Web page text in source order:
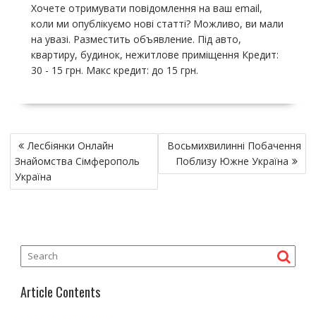
Хочете отримувати повідомлення на ваш email,
коли ми опублікуємо нові статті? Можливо, ви мали
на увазі. Разместить объявление. Під авто,
квартиру, будинок, нежитлове приміщення Кредит:
30 - 15 грн. Макс кредит: до 15 грн.
P
o
s
t
Лесбіянки Онлайн
Знайомства Сімферополь
Україна
Восьмихвилинні Побачення
Поблизу Южне Україна
Article Contents